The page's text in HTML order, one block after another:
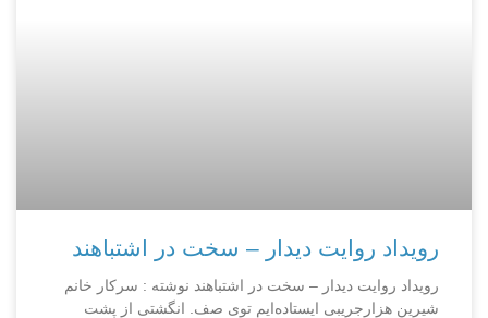
رویداد روایت دیدار – سخت در اشتباهند
رویداد روایت دیدار – سخت در اشتباهند نوشته : سرکار خانم
شیرین هزارجریبی ایستاده‌ایم توی صف. انگشتی از پشت